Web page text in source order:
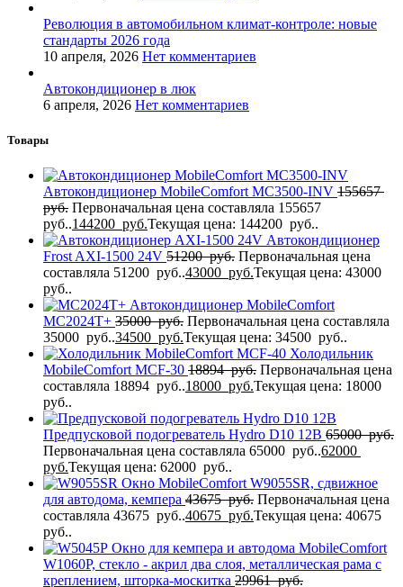
Революция в автомобильном климат-контроле: новые
стандарты 2026 года
10 апреля, 2026 Нет комментариев
Автокондиционер в люк
6 апреля, 2026 Нет комментариев
Товары
Автокондиционер MobileComfort MC3500-INV 155657
руб. Первоначальная цена составляла 155657
руб..144200 руб.Текущая цена: 144200 руб..
Автокондиционер
Frost AXI-1500 24V 51200руб. Первоначальная цена
составляла 51200 руб..43000 руб.Текущая цена: 43000
руб..
Автокондиционер MobileComfort
MC2024T+ 35000руб. Первоначальная цена составляла
35000 руб..34500 руб.Текущая цена: 34500 руб..
Холодильник
MobileComfort MCF-30 18894руб. Первоначальная цена
составляла 18894 руб..18000 руб.Текущая цена: 18000
руб..
Предпусковой подогреватель Hydro D10 12В 65000руб.
Первоначальная цена составляла 65000 руб..62000
руб.Текущая цена: 62000 руб..
Окно MobileComfort W9055SR, сдвижное
для автодома, кемпера 43675руб. Первоначальная цена
составляла 43675 руб..40675 руб.Текущая цена: 40675
руб..
Окно для кемпера и автодома MobileComfort
W1060P, стекло - акрил два слоя, металлическая рама с
креплением, шторка-москитка 29961руб.